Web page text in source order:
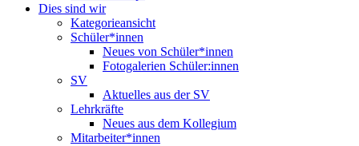
Dies sind wir
Kategorieansicht
Schüler*innen
Neues von Schüler*innen
Fotogalerien Schüler:innen
SV
Aktuelles aus der SV
Lehrkräfte
Neues aus dem Kollegium
Mitarbeiter*innen